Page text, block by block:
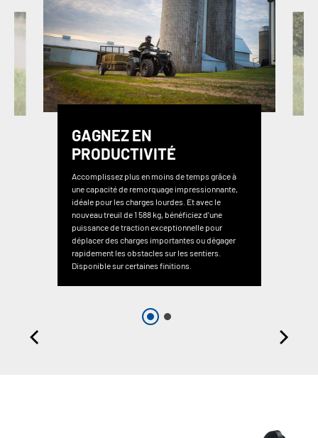
GAGNEZ EN
PRODUCTIVITÉ
Accomplissez plus en moins de temps grâce à
une capacité de remorquage impressionnante,
idéale pour les charges lourdes. Et avec le
nouveau treuil de 1 588 kg, bénéficiez d’une
puissance de traction exceptionnelle pour
déplacer des charges importantes ou dégager
rapidement les obstacles sur les sentiers.
Disponible sur certaines finitions.